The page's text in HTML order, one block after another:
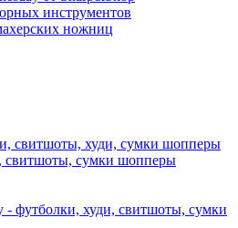
инструментов
ножниц
свитшоты, худи, сумки шопперы
свитшоты, сумки шопперы
- футболки, худи, свитшоты, сумки